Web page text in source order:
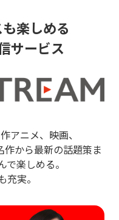
楽しめる
サービス
アニメ、映画、
から最新の話題策ま
楽しめる。
実。